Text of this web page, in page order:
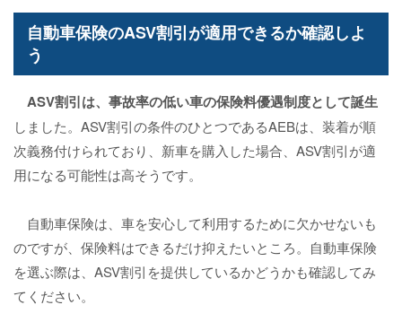
自動車保険のASV割引が適用できるか確認しよ
う
ASV割引は、事故率の低い車の保険料優遇制度として誕生
しました。ASV割引の条件のひとつであるAEBは、装着が順
次義務付けられており、新車を購入した場合、ASV割引が適
用になる可能性は高そうです。
自動車保険は、車を安心して利用するために欠かせないも
のですが、保険料はできるだけ抑えたいところ。自動車保険
を選ぶ際は、ASV割引を提供しているかどうかも確認してみ
てください。